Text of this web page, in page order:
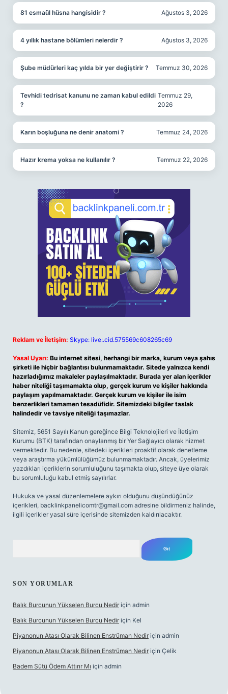
81 esmaül hüsna hangisidir ? Ağustos 3, 2026
4 yıllık hastane bölümleri nelerdir ? Ağustos 3, 2026
Şube müdürleri kaç yılda bir yer değiştirir ? Temmuz 30, 2026
Tevhidi tedrisat kanunu ne zaman kabul edildi
?
Temmuz 29,
2026
Karın boşluğuna ne denir anatomi ? Temmuz 24, 2026
Hazır krema yoksa ne kullanılır ? Temmuz 22, 2026
Reklam ve İletişim: Skype: live:.cid.575569c608265c69
Yasal Uyarı: Bu internet sitesi, herhangi bir marka, kurum veya şahıs
şirketi ile hiçbir bağlantısı bulunmamaktadır. Sitede yalnızca kendi
hazırladığımız makaleler paylaşılmaktadır. Burada yer alan içerikler
haber niteliği taşımamakta olup, gerçek kurum ve kişiler hakkında
paylaşım yapılmamaktadır. Gerçek kurum ve kişiler ile isim
benzerlikleri tamamen tesadüfidir. Sitemizdeki bilgiler taslak
halindedir ve tavsiye niteliği taşımazlar.
Sitemiz, 5651 Sayılı Kanun gereğince Bilgi Teknolojileri ve İletişim
Kurumu (BTK) tarafından onaylanmış bir Yer Sağlayıcı olarak hizmet
vermektedir. Bu nedenle, sitedeki içerikleri proaktif olarak denetleme
veya araştırma yükümlülüğümüz bulunmamaktadır. Ancak, üyelerimiz
yazdıkları içeriklerin sorumluluğunu taşımakta olup, siteye üye olarak
bu sorumluluğu kabul etmiş sayılırlar.
Hukuka ve yasal düzenlemelere aykırı olduğunu düşündüğünüz
içerikleri, backlinkpanelicomtr@gmail.com adresine bildirmeniz halinde,
ilgili içerikler yasal süre içerisinde sitemizden kaldırılacaktır.
SON YORUMLAR
Balık Burcunun Yükselen Burcu Nedir için admin
Balık Burcunun Yükselen Burcu Nedir için Kel
Piyanonun Atası Olarak Bilinen Enstrüman Nedir için admin
Piyanonun Atası Olarak Bilinen Enstrüman Nedir için Çelik
Badem Sütü Ödem Attırır Mı için admin